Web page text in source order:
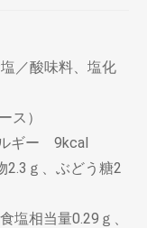
／酸味料、塩化
ス）
ギー 9kcal
ｇ、ぶどう糖2
塩相当量0.29ｇ、